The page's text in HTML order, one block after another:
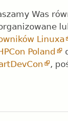
Was
Linuxa
Poland
,